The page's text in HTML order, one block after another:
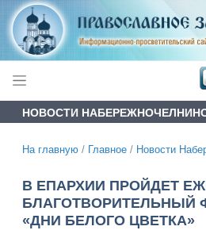
НОВОСТИ
На главную / Главное / Новости
В ЕПАРХИИ ПРОЙДЕТ
БЛАГОТВОРИТЕЛЬНЫЙ
«ДНИ БЕЛОГО ЦВЕТКА»